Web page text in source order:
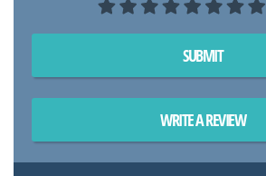
SUBMIT
WRITE A REVIEW